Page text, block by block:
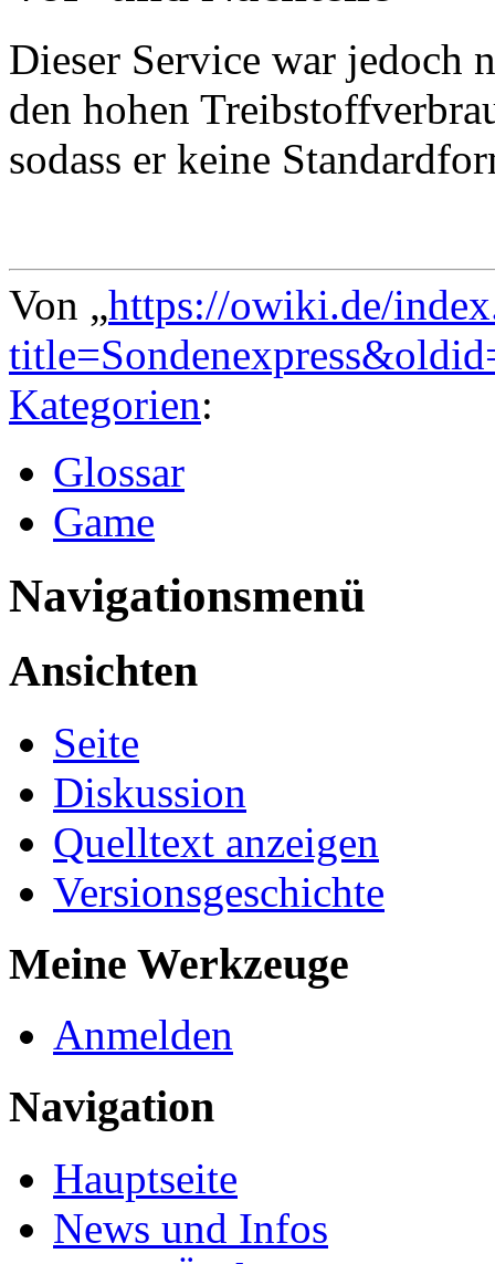
Dieser Service war jedoch
den hohen
sodass er keine
Von „https://owiki.de/
Kategorien:
Glossar
Game
Navigationsmenü
Ansichten
Seite
Diskussion
Quelltext anzeigen
Versionsgeschichte
Meine Werkzeuge
Anmelden
Navigation
Hauptseite
News und Infos